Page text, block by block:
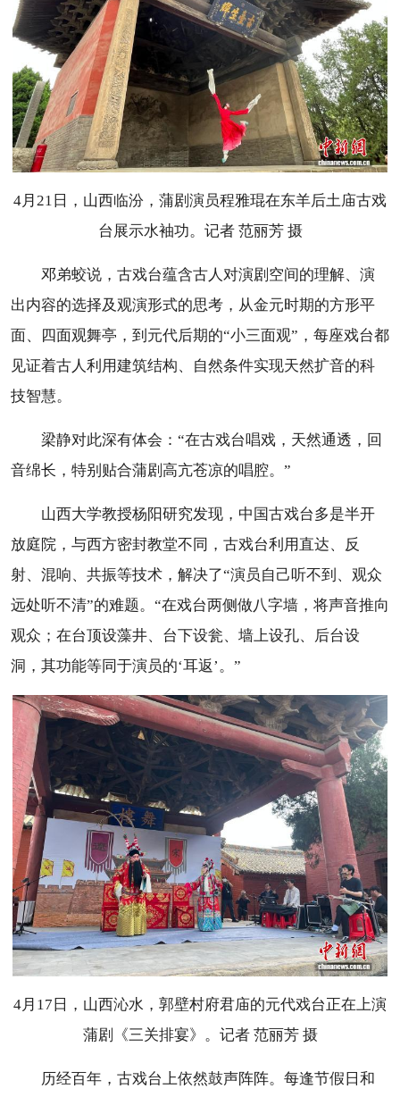
4月21日，山西临汾，蒲剧演员程雅琨在东羊后土庙古戏
台展示水袖功。记者 范丽芳 摄
邓弟蛟说，古戏台蕴含古人对演剧空间的理解、演
出内容的选择及观演形式的思考，从金元时期的方形平
面、四面观舞亭，到元代后期的“小三面观”，每座戏台都
见证着古人利用建筑结构、自然条件实现天然扩音的科
技智慧。
梁静对此深有体会：“在古戏台唱戏，天然通透，回
音绵长，特别贴合蒲剧高亢苍凉的唱腔。”
山西大学教授杨阳研究发现，中国古戏台多是半开
放庭院，与西方密封教堂不同，古戏台利用直达、反
射、混响、共振等技术，解决了“演员自己听不到、观众
远处听不清”的难题。“在戏台两侧做八字墙，将声音推向
观众；在台顶设藻井、台下设瓮、墙上设孔、后台设
洞，其功能等同于演员的‘耳返’。”
4月17日，山西沁水，郭壁村府君庙的元代戏台正在上演
蒲剧《三关排宴》。记者 范丽芳 摄
历经百年，古戏台上依然鼓声阵阵。每逢节假日和